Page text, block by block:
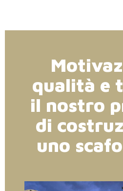
qualità e
il nostro
di
uno